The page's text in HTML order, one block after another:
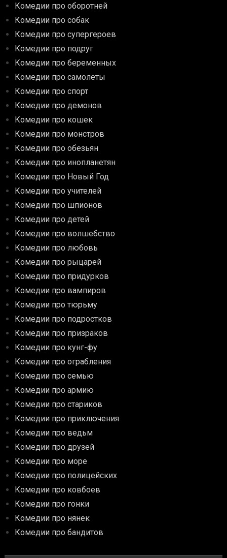
Комедии про оборотней
Комедии про собак
Комедии про супергероев
Комедии про подруг
Комедии про беременных
Комедии про самолеты
Комедии про спорт
Комедии про демонов
Комедии про кошек
Комедии про монстров
Комедии про обезьян
Комедии про инопланетян
Комедии про Новый Год
Комедии про учителей
Комедии про шпионов
Комедии про детей
Комедии про волшебство
Комедии про любовь
Комедии про рыцарей
Комедии про придурков
Комедии про вампиров
Комедии про тюрьму
Комедии про подростков
Комедии про призраков
Комедии про кунг-фу
Комедии про ограбления
Комедии про семью
Комедии про армию
Комедии про стариков
Комедии про приключения
Комедии про ведьм
Комедии про друзей
Комедии про море
Комедии про полицейских
Комедии про ковбоев
Комедии про гонки
Комедии про нянек
Комедии про бандитов